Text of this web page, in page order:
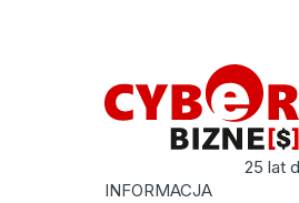
25 lat
INFORMACJA